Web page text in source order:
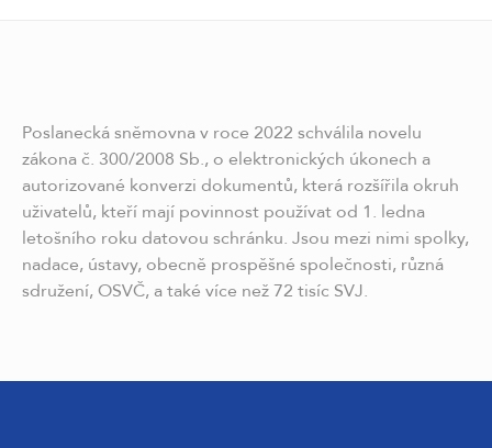
Poslanecká sněmovna v roce 2022 schválila novelu
zákona č. 300/2008 Sb., o elektronických úkonech a
autorizované konverzi dokumentů, která rozšířila okruh
uživatelů, kteří mají povinnost používat od 1. ledna
letošního roku datovou schránku. Jsou mezi nimi spolky,
nadace, ústavy, obecně prospěšné společnosti, různá
sdružení, OSVČ, a také více než 72 tisíc SVJ.